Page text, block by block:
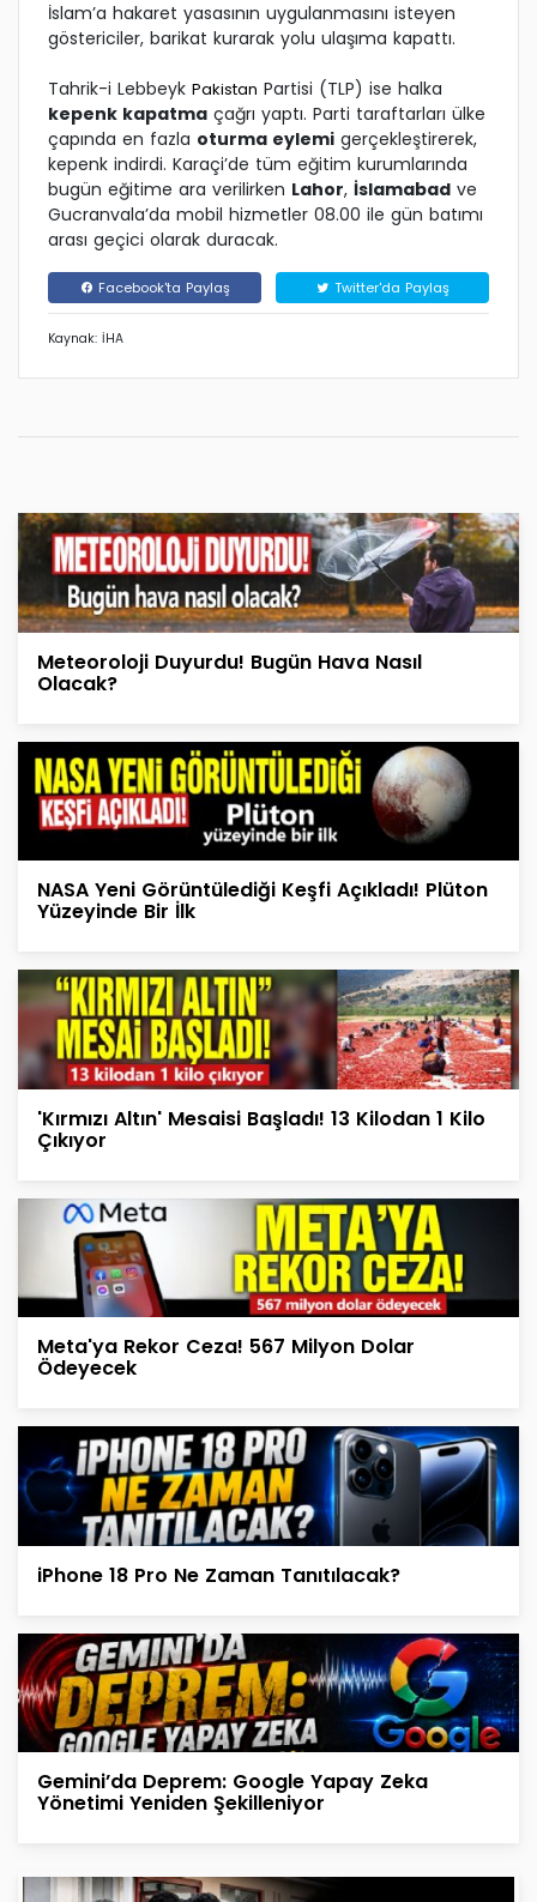
İslam’a hakaret yasasının uygulanmasını isteyen
göstericiler, barikat kurarak yolu ulaşıma kapattı.
Tahrik-i Lebbeyk Pakistan Partisi (TLP) ise halka
kepenk kapatma çağrı yaptı. Parti taraftarları ülke
çapında en fazla oturma eylemi gerçekleştirerek,
kepenk indirdi. Karaçi’de tüm eğitim kurumlarında
bugün eğitime ara verilirken Lahor, İslamabad ve
Gucranvala’da mobil hizmetler 08.00 ile gün batımı
arası geçici olarak duracak.
Facebook'ta Paylaş Twitter'da Paylaş
Kaynak: İHA
Meteoroloji Duyurdu! Bugün Hava Nasıl
Olacak?
NASA Yeni Görüntülediği Keşfi Açıkladı! Plüton
Yüzeyinde Bir İlk
'Kırmızı Altın' Mesaisi Başladı! 13 Kilodan 1 Kilo
Çıkıyor
Meta'ya Rekor Ceza! 567 Milyon Dolar
Ödeyecek
iPhone 18 Pro Ne Zaman Tanıtılacak?
Gemini’da Deprem: Google Yapay Zeka
Yönetimi Yeniden Şekilleniyor